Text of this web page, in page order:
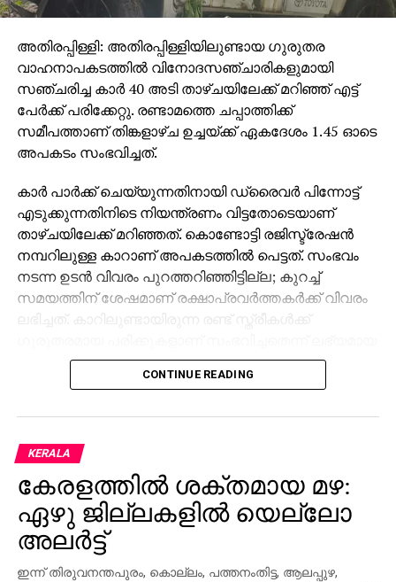
അതിരപ്പിള്ളി: അതിരപ്പിള്ളിയിലുണ്ടായ ഗുരുതര
വാഹനാപകടത്തില്‍ വിനോദസഞ്ചാരികളുമായി
സഞ്ചരിച്ച കാര്‍ 40 അടി താഴ്ചയിലേക്ക് മറിഞ്ഞ് എട്ട്
പേര്‍ക്ക് പരിക്കേറ്റു. രണ്ടാമത്തെ ചപ്പാത്തിക്ക്
സമീപത്താണ് തിങ്കളാഴ്ച ഉച്ചയ്ക്ക് ഏകദേശം 1.45 ഓടെ
അപകടം സംഭവിച്ചത്.
കാര്‍ പാര്‍ക്ക് ചെയ്യുന്നതിനായി ഡ്രൈവര്‍ പിന്നോട്ട്
എടുക്കുന്നതിനിടെ നിയന്ത്രണം വിട്ടതോടെയാണ്
താഴ്ചയിലേക്ക് മറിഞ്ഞത്. കൊണ്ടോട്ടി രജിസ്ട്രേഷന്‍
നമ്പറിലുള്ള കാറാണ് അപകടത്തില്‍ പെട്ടത്. സംഭവം
നടന്ന ഉടന്‍ വിവരം പുറത്തറിഞ്ഞിട്ടില്ല; കുറച്ച്
സമയത്തിന് ശേഷമാണ് രക്ഷാപ്രവര്‍ത്തകര്‍ക്ക് വിവരം
ലഭിച്ചത്. കാറിലുണ്ടായിരുന്ന രണ്ട് സ്ത്രീകള്‍ക്ക്
വിവരങ്ങള്‍ വ്യക്തമാക്കുന്നു.
CONTINUE READING
KERALA
കേരളത്തില്‍ ശക്തമായ മഴ:
ഏഴു ജില്ലകളില്‍ യെല്ലോ
അലര്‍ട്ട്
ഇന്ന് തിരുവനന്തപുരം, കൊല്ലം, പത്തനംതിട്ട, ആലപ്പുഴ,